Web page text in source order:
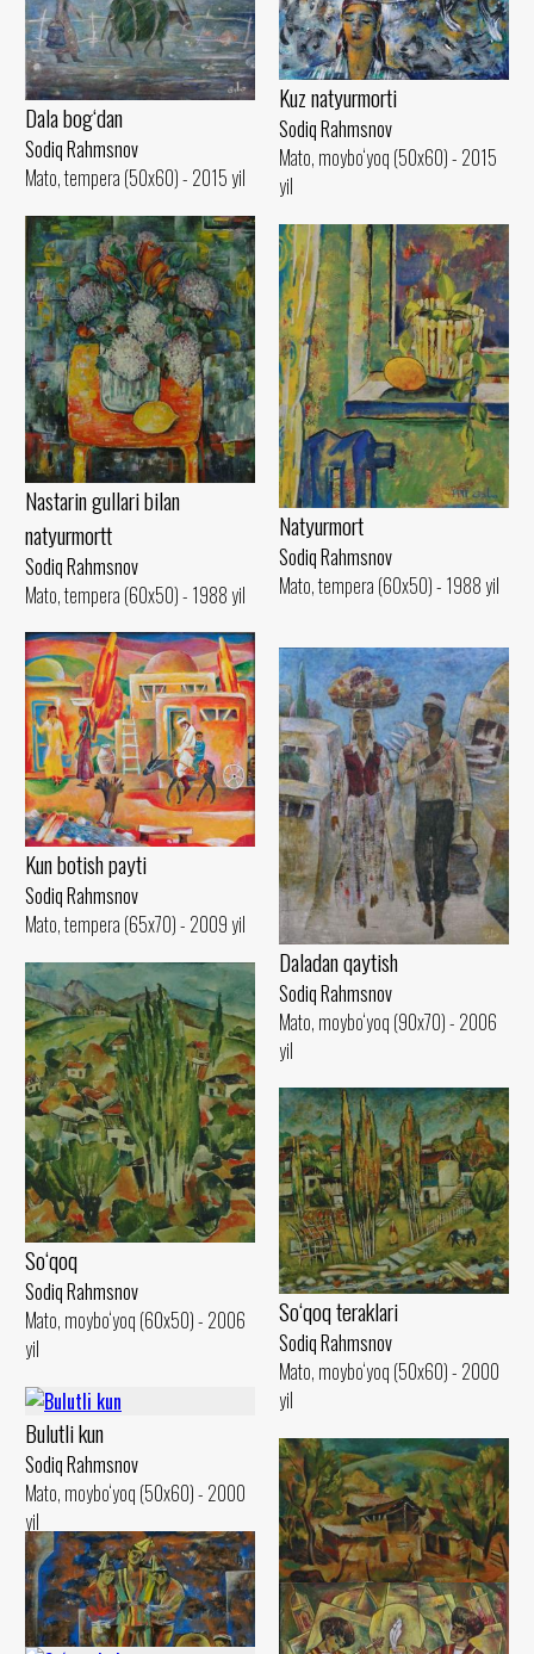
Kuz natyurmorti
Sodiq Rahmsnov
Mato, moybo‘yoq (50x60) - 2015
yil
Dala bog‘dan
Sodiq Rahmsnov
Mato, tempera (50x60) - 2015 yil
Nastarin gullari bilan
natyurmortt
Sodiq Rahmsnov
Mato, tempera (60x50) - 1988 yil
Natyurmort
Sodiq Rahmsnov
Mato, tempera (60x50) - 1988 yil
Kun botish payti
Sodiq Rahmsnov
Mato, tempera (65x70) - 2009 yil
Daladan qaytish
Sodiq Rahmsnov
Mato, moybo‘yoq (90x70) - 2006
yil
So‘qoq
Sodiq Rahmsnov
Mato, moybo‘yoq (60x50) - 2006
yil
So‘qoq teraklari
Sodiq Rahmsnov
Mato, moybo‘yoq (50x60) - 2000
yil
Bulutli kun
Sodiq Rahmsnov
Mato, moybo‘yoq (50x60) - 2000
yil